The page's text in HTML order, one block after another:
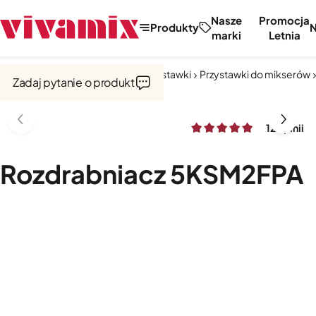
Produkty
Nasze
marki
Promocja
Letnia
Miksery, misy, przystawki Przystawki do mikserów
12 opinii
Rozdrabniacz 5KSM2FPA
Zadaj pytanie o produkt